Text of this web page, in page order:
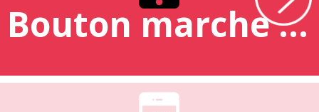
Bouton marche / arrêt